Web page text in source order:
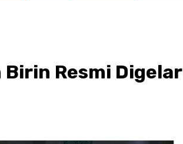
Resmi Digelar